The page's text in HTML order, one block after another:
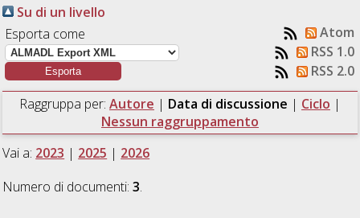
Su di un livello
Esporta come
Atom
RSS 1.0
RSS 2.0
Raggruppa per: Autore | Data di discussione | Ciclo |
Nessun raggruppamento
Vai a: 2023 | 2025 | 2026
Numero di documenti:3.